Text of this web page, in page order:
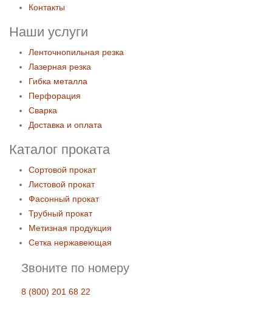
Контакты
Наши услуги
Ленточнопильная резка
Лазерная резка
Гибка металла
Перфорация
Сварка
Доставка и оплата
Каталог проката
Сортовой прокат
Листовой прокат
Фасонный прокат
Трубный прокат
Метизная продукция
Сетка нержавеющая
Звоните по номеру
8 (800) 201 68 22